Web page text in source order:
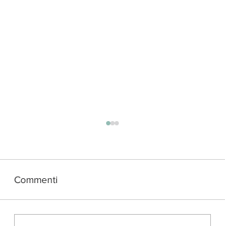
Commenti